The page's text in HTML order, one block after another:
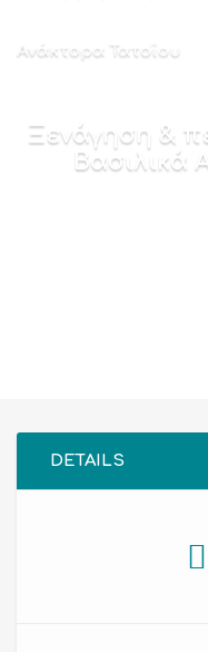
Ανάκτορα Τατοΐου
Ξενάγηση &
Βασιλικά
DETAILS